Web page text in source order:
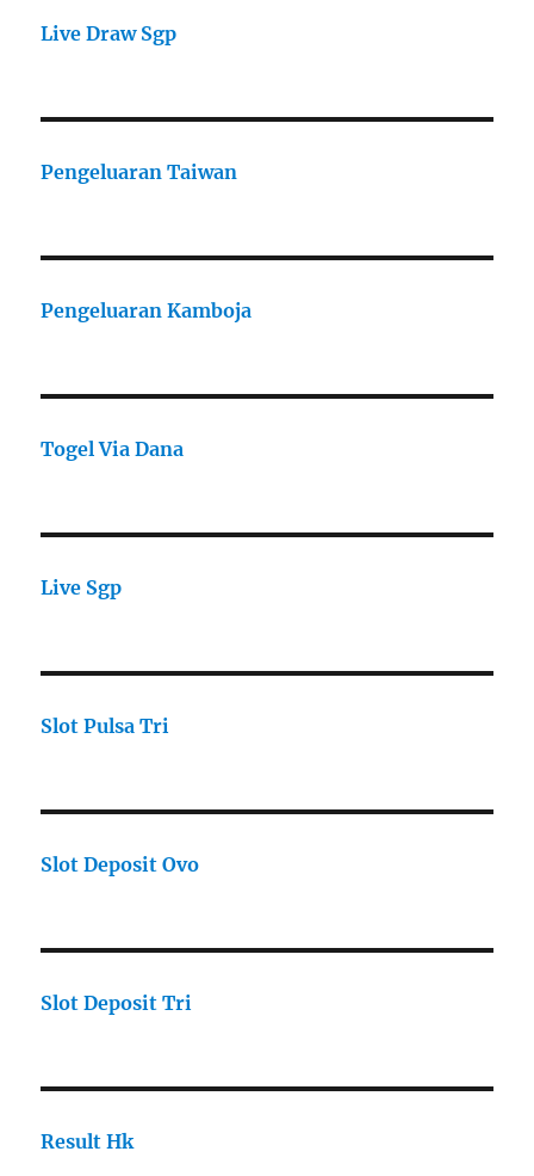
Live Draw Sgp
Pengeluaran Taiwan
Pengeluaran Kamboja
Togel Via Dana
Live Sgp
Slot Pulsa Tri
Slot Deposit Ovo
Slot Deposit Tri
Result Hk